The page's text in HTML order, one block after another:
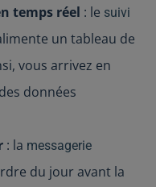
temps réel : le suivi
un tableau de
vous arrivez en
données
: la messagerie
du jour avant la